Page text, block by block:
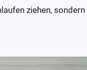
ziehen,